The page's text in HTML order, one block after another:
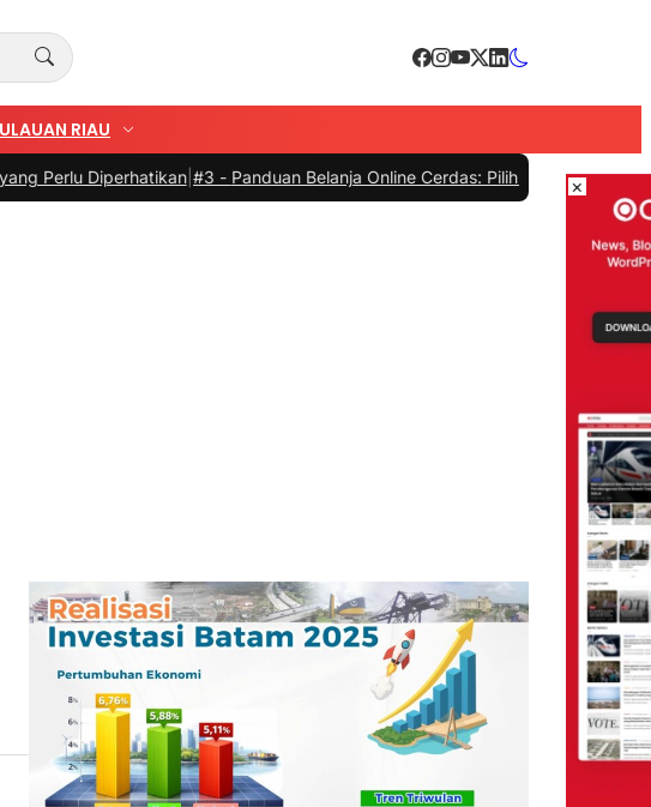
RIAU
|#3 -Panduan Belanja Online Cerdas: Pilih Produk dengan Bijak dan
×